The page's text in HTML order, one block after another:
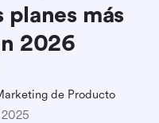
más
2026
de Producto